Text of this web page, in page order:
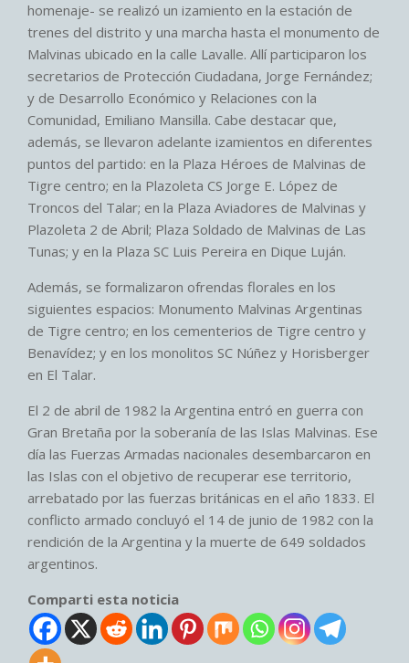
homenaje- se realizó un izamiento en la estación de
trenes del distrito y una marcha hasta el monumento de
Malvinas ubicado en la calle Lavalle. Allí participaron los
secretarios de Protección Ciudadana, Jorge Fernández;
y de Desarrollo Económico y Relaciones con la
Comunidad, Emiliano Mansilla. Cabe destacar que,
además, se llevaron adelante izamientos en diferentes
puntos del partido: en la Plaza Héroes de Malvinas de
Tigre centro; en la Plazoleta CS Jorge E. López de
Troncos del Talar; en la Plaza Aviadores de Malvinas y
Plazoleta 2 de Abril; Plaza Soldado de Malvinas de Las
Tunas; y en la Plaza SC Luis Pereira en Dique Luján.
Además, se formalizaron ofrendas florales en los
siguientes espacios: Monumento Malvinas Argentinas
de Tigre centro; en los cementerios de Tigre centro y
Benavídez; y en los monolitos SC Núñez y Horisberger
en El Talar.
El 2 de abril de 1982 la Argentina entró en guerra con
Gran Bretaña por la soberanía de las Islas Malvinas. Ese
día las Fuerzas Armadas nacionales desembarcaron en
las Islas con el objetivo de recuperar ese territorio,
arrebatado por las fuerzas británicas en el año 1833. El
conflicto armado concluyó el 14 de junio de 1982 con la
rendición de la Argentina y la muerte de 649 soldados
argentinos.
Comparti esta noticia